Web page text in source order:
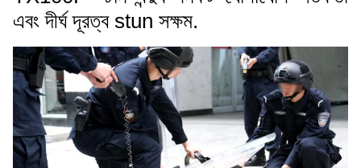
এবং দীর্ঘ দূরত্ব stun সক্ষম.